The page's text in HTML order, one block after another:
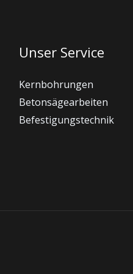
Unser Service
Kernbohrungen
Betonsägearbeiten
Befestigungstechnik